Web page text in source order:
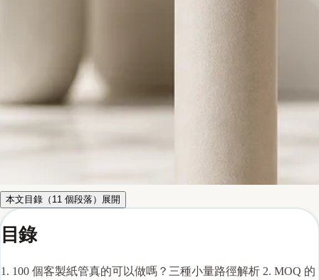
本文目錄（ 11 個段落） 展開
目錄
1. 100 個客製紙管真的可以做嗎？三種小量路徑解析 2. MOQ 的